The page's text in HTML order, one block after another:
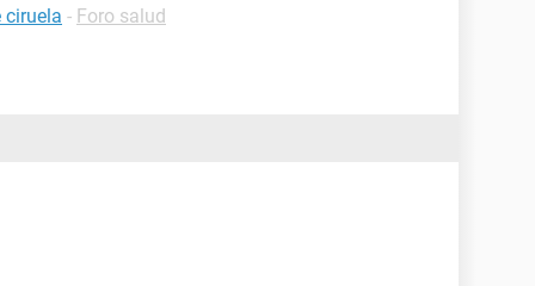
ciruela - Foro salud